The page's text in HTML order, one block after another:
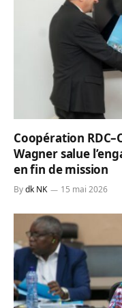
Coopération
Wagner salue
en fin de mission
Bydk NK 15 mai 2026